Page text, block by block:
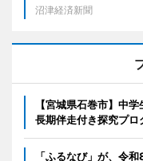
沼津経済新聞
【宮城県石巻市】中
長期伴走付き探究プ
「ふるなび」が、令